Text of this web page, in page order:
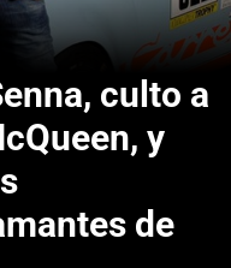
culto a
y
de